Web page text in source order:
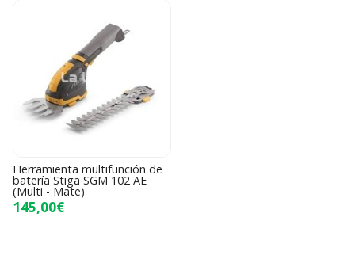
Herramienta multifunción de
batería Stiga SGM 102 AE
(Multi - Mate)
145,00€